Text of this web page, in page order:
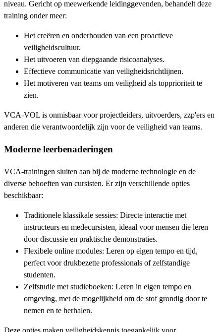
niveau. Gericht op meewerkende leidinggevenden, behandelt deze
training onder meer:
Het creëren en onderhouden van een proactieve
veiligheidscultuur.
Het uitvoeren van diepgaande risicoanalyses.
Effectieve communicatie van veiligheidsrichtlijnen.
Het motiveren van teams om veiligheid als topprioriteit te
zien.
VCA-VOL is onmisbaar voor projectleiders, uitvoerders, zzp'ers en
anderen die verantwoordelijk zijn voor de veiligheid van teams.
Moderne leerbenaderingen
VCA-trainingen sluiten aan bij de moderne technologie en de
diverse behoeften van cursisten. Er zijn verschillende opties
beschikbaar:
Traditionele klassikale sessies: Directe interactie met
instructeurs en medecursisten, ideaal voor mensen die leren
door discussie en praktische demonstraties.
Flexibele online modules: Leren op eigen tempo en tijd,
perfect voor drukbezette professionals of zelfstandige
studenten.
Zelfstudie met studieboeken: Leren in eigen tempo en
omgeving, met de mogelijkheid om de stof grondig door te
nemen en te herhalen.
Deze opties maken veiligheidskennis toegankelijk voor